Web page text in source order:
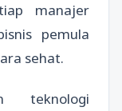
manajer
pemula
sehat.
teknologi